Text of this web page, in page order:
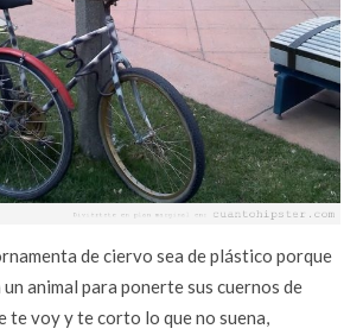
de ciervo sea de plástico porque
animal para ponerte sus cuernos de
te voy y te corto lo que no suena,